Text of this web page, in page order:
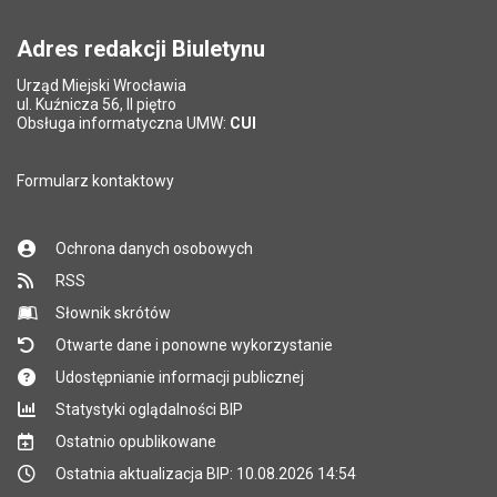
*
Pole wymagane
Adres redakcji Biuletynu
Urząd Miejski Wrocławia
ul. Kuźnicza 56, II piętro
Obsługa informatyczna UMW: CUI
Formularz kontaktowy
Ochrona danych osobowych
RSS
Słownik skrótów
Otwarte dane i ponowne wykorzystanie
Udostępnianie informacji publicznej
Statystyki oglądalności BIP
Ostatnio opublikowane
Ostatnia aktualizacja BIP: 10.08.2026 14:54